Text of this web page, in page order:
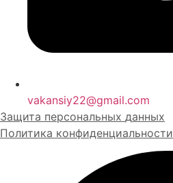
vakansiy22@gmail.com
Защита персональных данных
Политика конфиденциальности